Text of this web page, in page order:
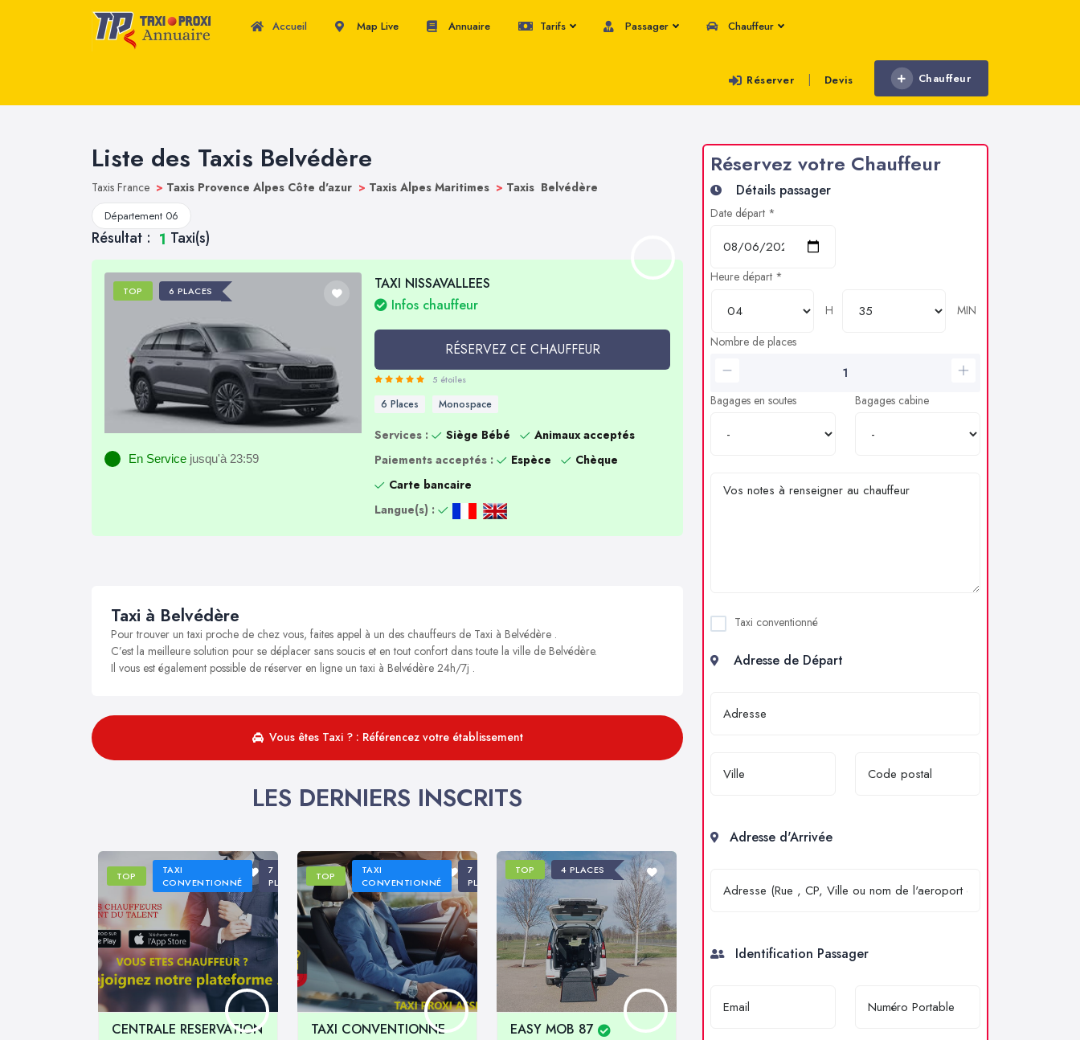
Accueil Map Live Annuaire Tarifs Passager Chauffeur
Réserver | Devis Chauffeur
Liste des Taxis Belvédère
Taxis France > Taxis Provence Alpes Côte d'azur > Taxis Alpes Maritimes > Taxis Belvédère
Département 06
Résultat : 1 Taxi(s)
TOP 6 PLACES
En Service jusqu'à 23:59
TAXI NISSAVALLEES
Infos chauffeur
RÉSERVEZ CE CHAUFFEUR
5 étoiles
6 Places Monospace
Services : Siège Bébé
Animaux acceptés
Paiements acceptés :
Espèce
Chèque
Carte bancaire
Langue(s) :
Taxi à Belvédère
Pour trouver un taxi proche de chez vous, faites appel à un des chauffeurs de Taxi à Belvédère .
C’est la meilleure solution pour se déplacer sans soucis et en tout confort dans toute la ville de Belvédère.
Il vous est également possible de réserver en ligne un taxi à Belvédère 24h/7j .
Vous êtes Taxi ? : Référencez votre établissement
LES DERNIERS INSCRITS
TOP
TAXI
CONVENTIONNÉ
7
PLACES
CENTRALE RESERVATION
TOP
TAXI
CONVENTIONNÉ
7
PLACES
TAXI CONVENTIONNE
TOP 4 PLACES
EASY MOB 87
Réservez votre Chauffeur
Détails passager
Date départ *
Heure départ *
H
MIN
Nombre de places
Bagages en soutes Bagages cabine
Taxi conventionné
Adresse de Départ
Adresse d'Arrivée
Identification Passager